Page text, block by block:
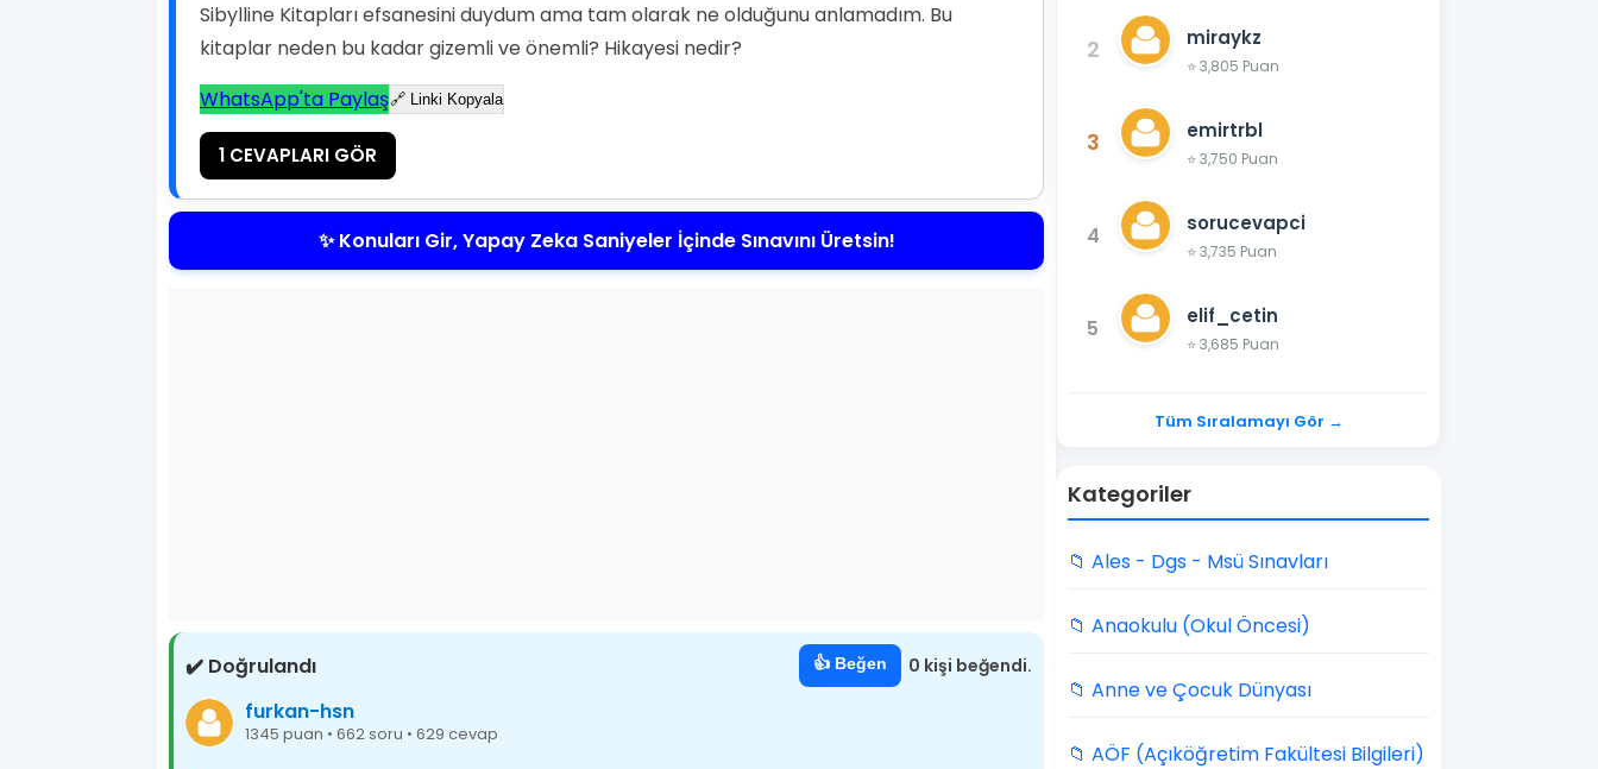
Sibylline Kitapları efsanesini duydum ama tam olarak ne olduğunu anlamadım. Bu
kitaplar neden bu kadar gizemli ve önemli? Hikayesi nedir?
WhatsApp'ta Paylaş🔗 Linki Kopyala
1 CEVAPLARI GÖR
✨ Konuları Gir, Yapay Zeka Saniyeler İçinde Sınavını Üretsin!
✔️ Doğrulandı 👍 Beğen 0 kişi beğendi.
furkan-hsn
1345 puan • 662 soru • 629 cevap
2 miraykz
⭐ 3,805 Puan
3 emirtrbl
⭐ 3,750 Puan
4 sorucevapci
⭐ 3,735 Puan
5 elif_cetin
⭐ 3,685 Puan
Tüm Sıralamayı Gör →
Kategoriler
📁 Ales - Dgs - Msü Sınavları
📁 Anaokulu (Okul Öncesi)
📁 Anne ve Çocuk Dünyası
📁 AÖF (Açıköğretim Fakültesi Bilgileri)